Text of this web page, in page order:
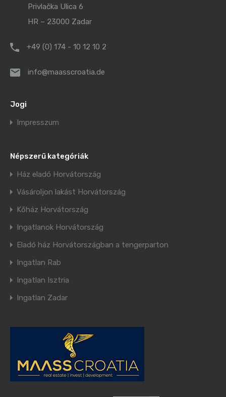
Privlačka Ulica 6
HR – 23000 Zadar
+49 (0) 174 - 10 12 10 2
info@maasscroatia.de
Jogi
Impresszum
Népszerű kategóriák
Ház eladó Horvátország
Vásároljon lakást Horvátország
Kőház Horvátország
Ingatlanok Horvátország
Eladó ház Horvátországban a tengerparton
Ingatlan Rab
Ingatlan Isztria
Ingatlan Zadar